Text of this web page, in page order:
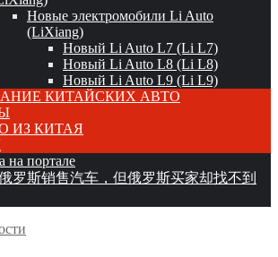
Новые электромобили Li Auto
(LiXiang)
Новый Li Auto L7 (Li L7)
Новый Li Auto L8 (Li L8)
Новый Li Auto L9 (Li L9)
КИТАЙСКИХ АВТО
ИЗ КИТАЯ
на портале
罗斯销售汽车，但俄罗斯买家却找不到